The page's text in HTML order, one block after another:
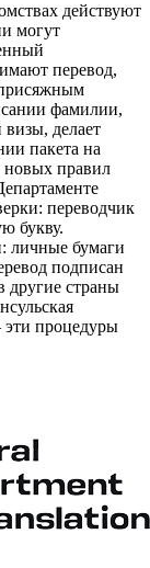
действуют
могут
перевод,
фамилии,
делает
пакета на
новых правил
переводчик
букву.
личные бумаги
подписан
другие страны
эти процедуры